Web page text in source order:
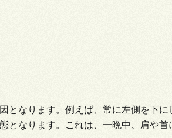
となります。例えば、常に左側を下に
となります。これは、一晩中、肩や首